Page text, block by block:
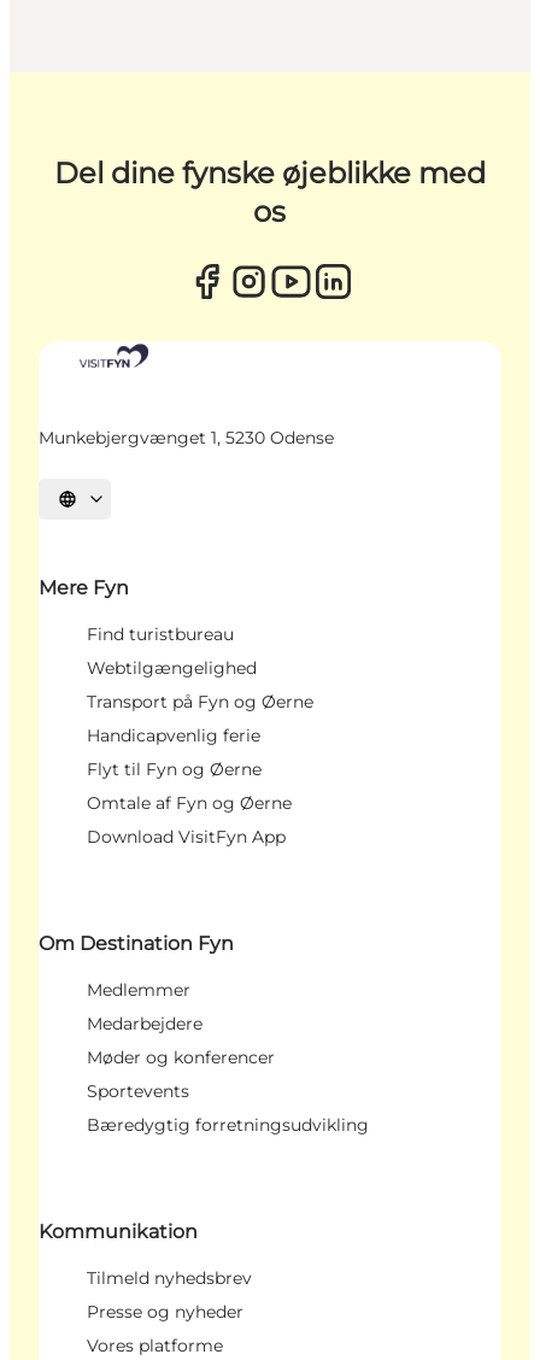
Del dine fynske øjeblikke med
os
Munkebjergvænget 1, 5230 Odense
Vælg sprog
Mere Fyn
Find turistbureau
Webtilgængelighed
Transport på Fyn og Øerne
Handicapvenlig ferie
Flyt til Fyn og Øerne
Omtale af Fyn og Øerne
Download VisitFyn App
Om Destination Fyn
Medlemmer
Medarbejdere
Møder og konferencer
Sportevents
Bæredygtig forretningsudvikling
Kommunikation
Tilmeld nyhedsbrev
Presse og nyheder
Vores platforme